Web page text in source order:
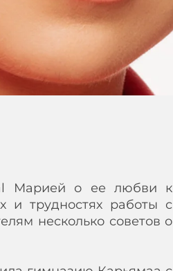
Марией о ее любви к
и трудностях работы с
несколько советов о